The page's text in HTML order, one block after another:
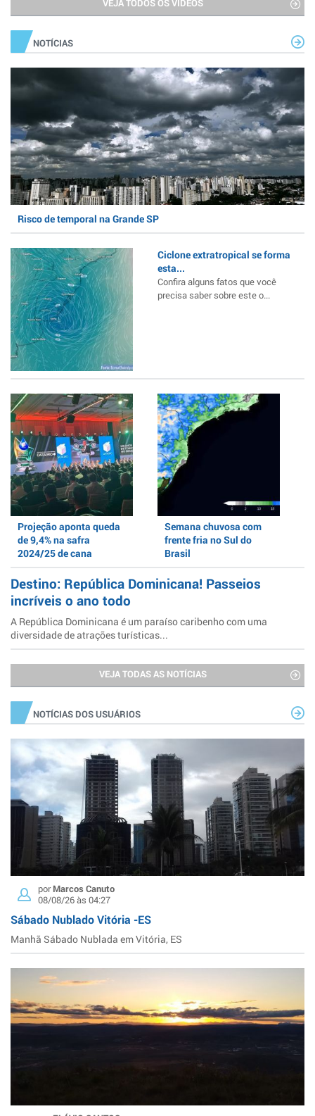
VEJA TODOS OS VÍDEOS
NOTÍCIAS
Risco de temporal na Grande SP
Ciclone extratropical se forma
esta...
Confira alguns fatos que você
precisa saber sobre este o...
Projeção aponta queda
de 9,4% na safra
2024/25 de cana
Semana chuvosa com
frente fria no Sul do
Brasil
Destino: República Dominicana! Passeios
incríveis o ano todo
A República Dominicana é um paraíso caribenho com uma
diversidade de atrações turísticas...
VEJA TODAS AS NOTÍCIAS
NOTÍCIAS DOS USUÁRIOS
porMarcos Canuto
08/08/26 às 04:27
Sábado Nublado Vitória -ES
Manhã Sábado Nublada em Vitória, ES